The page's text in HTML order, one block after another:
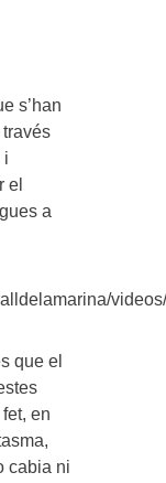
s’han
i
el
a
que el
en
cabia ni